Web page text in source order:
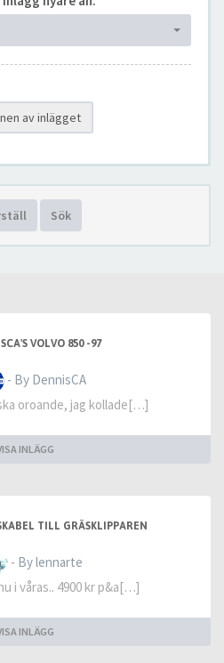
av inlägget
Sök
VOLVO 850 -97
- By DennisCA
oroande, jag kollade[…]
INLÄGG
TILL GRÄSKLIPPAREN
- By lennarte
i våras.. 4900 kr p&a[…]
INLÄGG